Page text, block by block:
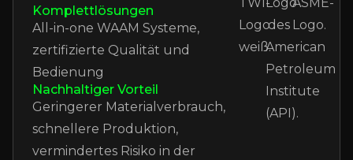
Komplettlösungen
All-in-one WAAM Systeme,
zertifizierte Qualität und
Bedienung
Nachhaltiger Vorteil
Geringerer Materialverbrauch,
schnellere Produktion,
vermindertes Risiko in der